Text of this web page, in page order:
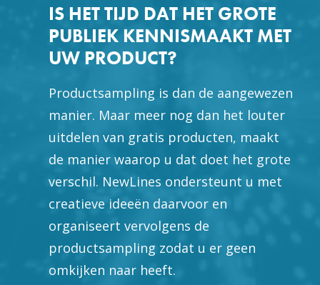
VACATURES
NIEUWS
CONTACT
IS HET TIJD DAT HET GROTE
PUBLIEK KENNISMAAKT MET
UW PRODUCT?
Productsampling is dan de aangewezen
manier. Maar meer nog dan het louter
uitdelen van gratis producten, maakt
de manier waarop u dat doet het grote
verschil. NewLines ondersteunt u met
creatieve ideeën daarvoor en
organiseert vervolgens de
productsampling zodat u er geen
omkijken naar heeft.